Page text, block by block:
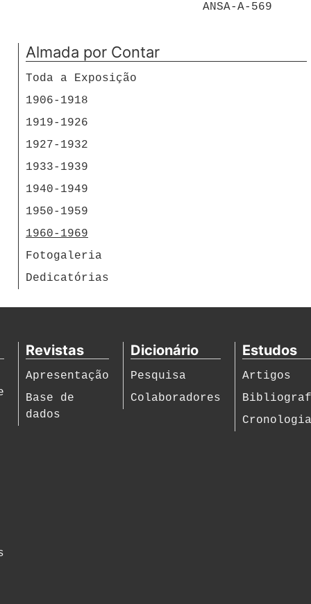
ANSA-A-569
Almada por Contar
Toda a Exposição
1906-1918
1919-1926
1927-1932
1933-1939
1940-1949
1950-1959
1960-1969
Fotogaleria
Dedicatórias
Revistas
Apresentação
Base de
dados
Dicionário
Pesquisa
Colaboradores
Estudos
Artigos